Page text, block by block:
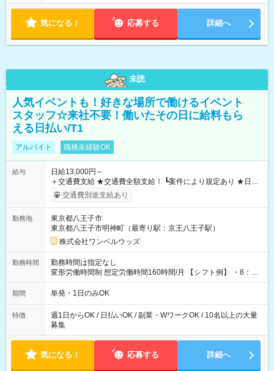
気になる！ 応募する 詳細へ
未読
人気イベントも！好きな場所で働けるイベント
スタッフ☆来社不要！働いたその日に給料もら
える日払い/T1
アルバイト 職種未経験OK
給与
日給13,000円～
＋交通費支給 ★交通費全額支給！ ┗案件により規定あり ★日払
いOK！（規定あり） ┗働いたその日に現金GET♪ お仕事後はコ
ンビニATMから 日払い分を引き落とせます！ 【試用期間】試
交通費別途支給あり
勤務地
東京都八王子市
東京都八王子市明神町（最寄り駅：京王八王子駅）
株式会社ワンベルウッズ
勤務時間
勤務時間は指定なし
変形労働時間制 想定労働時間160時間/月 【シフト例】 ・8：00
～21：00
期間 単発・1日のみOK
特徴
週1日からOK / 日払いOK / 副業・WワークOK / 10名以上の大量
募集
気になる！ 応募する 詳細へ